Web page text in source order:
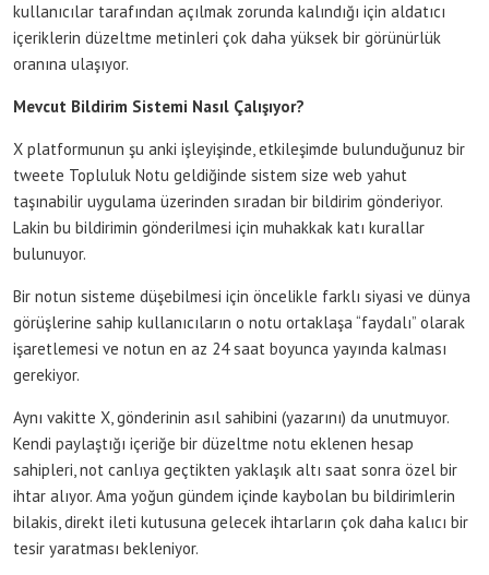
kullanıcılar tarafından açılmak zorunda kalındığı için aldatıcı
içeriklerin düzeltme metinleri çok daha yüksek bir görünürlük
oranına ulaşıyor.
Mevcut Bildirim Sistemi Nasıl Çalışıyor?
X platformunun şu anki işleyişinde, etkileşimde bulunduğunuz bir
tweete Topluluk Notu geldiğinde sistem size web yahut
taşınabilir uygulama üzerinden sıradan bir bildirim gönderiyor.
Lakin bu bildirimin gönderilmesi için muhakkak katı kurallar
bulunuyor.
Bir notun sisteme düşebilmesi için öncelikle farklı siyasi ve dünya
görüşlerine sahip kullanıcıların o notu ortaklaşa “faydalı” olarak
işaretlemesi ve notun en az 24 saat boyunca yayında kalması
gerekiyor.
Aynı vakitte X, gönderinin asıl sahibini (yazarını) da unutmuyor.
Kendi paylaştığı içeriğe bir düzeltme notu eklenen hesap
sahipleri, not canlıya geçtikten yaklaşık altı saat sonra özel bir
ihtar alıyor. Ama yoğun gündem içinde kaybolan bu bildirimlerin
bilakis, direkt ileti kutusuna gelecek ihtarların çok daha kalıcı bir
tesir yaratması bekleniyor.